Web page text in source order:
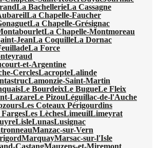
La BachellerieLa Cassagne
La Chapelle-Faucher
La Chapelle-Grésignac
La Chapelle-Montmoreau
JeanLa CoquilleLa Dornac
La Force
et-Argentine
CerclesLacropteLalinde
Lamonzie-Saint-Martin
Le BourdeixLe BugueLe Fleix
LazareLe PizouLéguillac-de-l'Auche
Les Coteaux Périgourdins
Les LèchesLimeuilLimeyrat
LisleLunasLusignac
Manzac-sur-Vern
MarquayMarsac-sur-l'Isle
CastangMauzens-et-Miremont